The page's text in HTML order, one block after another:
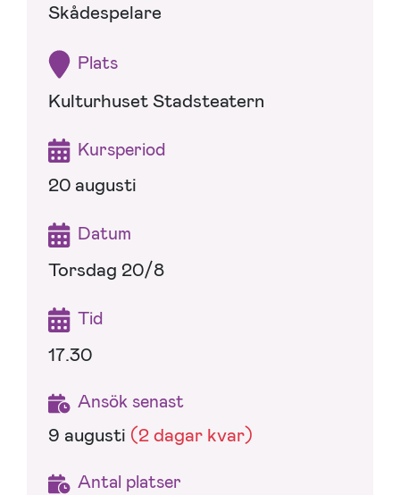
Skådespelare
Plats
Kulturhuset Stadsteatern
Kursperiod
20 augusti
Datum
Torsdag 20/8
Tid
17.30
Ansök senast
9 augusti (2 dagar kvar)
Antal platser